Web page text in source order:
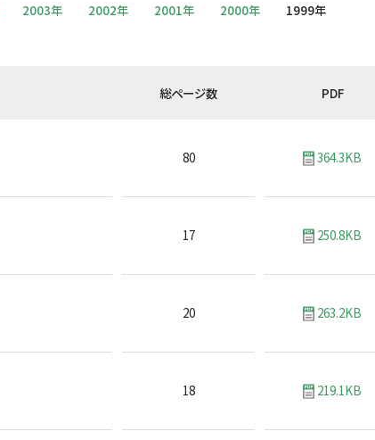
2003年 2002年 2001年 2000年 1999年
総ページ数 PDF
80 364.3KB
17 250.8KB
20 263.2KB
18 219.1KB